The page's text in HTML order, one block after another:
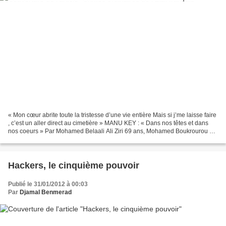
« Mon cœur abrite toute la tristesse d’une vie entière Mais si j’me laisse faire
, c’est un aller direct au cimetière » MANU KEY : « Dans nos têtes et dans
nos coeurs » Par Mohamed Belaali Ali Ziri 69 ans, Mohamed Boukrourou 41
Hackers, le cinquième pouvoir
Publié le 31/01/2012 à 00:03
Par Djamal Benmerad